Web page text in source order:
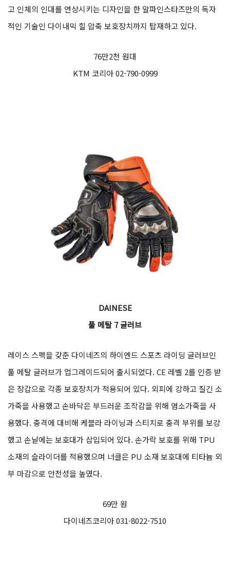
고 인체의 인대를 연상시키는 디자인을 한 알파인스타즈만의 독자
적인 기술인 다이내믹 힐 압축 보호장치까지 탑재하고 있다.
76만2천 원대
KTM 코리아 02-790-0999
DAINESE
풀 메탈 7 글러브
레이스 스펙을 갖춘 다이네즈의 하이엔드 스포츠 라이딩 글러브인
풀 메탈 글러브가 업그레이드되어 출시되었다. CE 레벨 2를 인증 받
은 장갑으로 각종 보호장치가 적용되어 있다. 외피에 강하고 질긴 소
가죽을 사용했고 손바닥은 부드러운 조작감을 위해 염소가죽을 사
용했다. 충격에 대비해 케블라 라이닝과 스티치로 충격 부위를 보강
했고 손날에는 보호대가 삽입되어 있다. 손가락 보호를 위해 TPU
소재의 슬라이더를 적용했으며 너클은 PU 소재 보호대에 티타늄 외
부 마감으로 안전성을 높였다.
69만 원
다이네즈코리아 031-8022-7510